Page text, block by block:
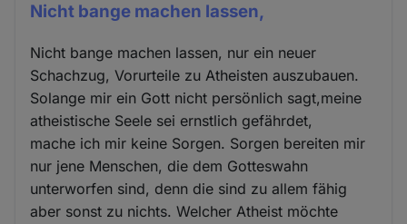
Nicht bange machen lassen,
Nicht bange machen lassen, nur ein neuer
Schachzug, Vorurteile zu Atheisten auszubauen.
Solange mir ein Gott nicht persönlich sagt,meine
atheistische Seele sei ernstlich gefährdet,
mache ich mir keine Sorgen. Sorgen bereiten mir
nur jene Menschen, die dem Gotteswahn
unterworfen sind, denn die sind zu allem fähig
aber sonst zu nichts. Welcher Atheist möchte